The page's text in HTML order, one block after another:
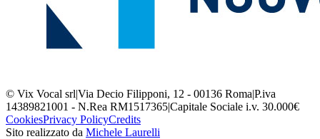
© Vix Vocal srl|Via Decio Filipponi, 12 - 00136 Roma|P.iva
14389821001 - N.Rea RM1517365|Capitale Sociale i.v. 30.000€
CookiesPrivacy PolicyCredits
Sito realizzato da Michele Laurelli